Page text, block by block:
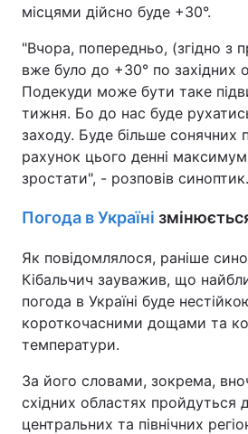
місцями дійсно буде +30°.
"Вчора, попередньо, (згідно з
вже було до +30° по західних
Подекуди може бути таке
тижня. Бо до нас буде
заходу. Буде більше сонячних
рахунок цього денні
зростати", - розповів синоптик.
Погода в Україні
Як повідомлялося, раніше
Кібальчич зауважив, що
погода в Україні буде
короткочасними дощами та
температури.
За його словами, зокрема,
східних областях пройдуться
центральних та північних